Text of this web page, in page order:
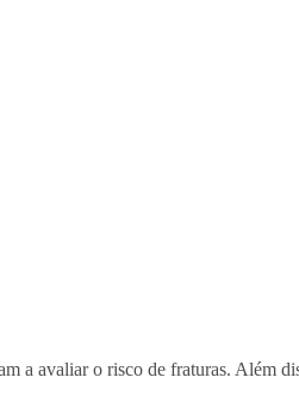
a avaliar o risco de fraturas. Além